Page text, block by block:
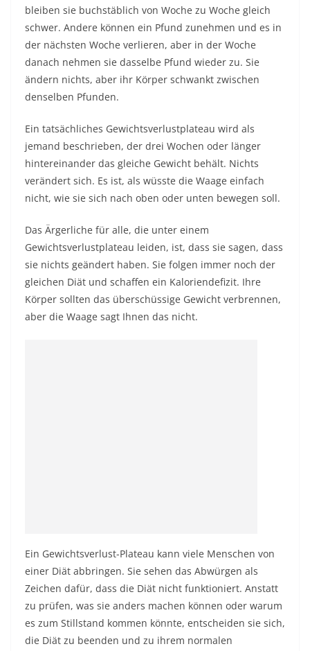
bleiben sie buchstäblich von Woche zu Woche gleich
schwer. Andere können ein Pfund zunehmen und es in
der nächsten Woche verlieren, aber in der Woche
danach nehmen sie dasselbe Pfund wieder zu. Sie
ändern nichts, aber ihr Körper schwankt zwischen
denselben Pfunden.
Ein tatsächliches Gewichtsverlustplateau wird als
jemand beschrieben, der drei Wochen oder länger
hintereinander das gleiche Gewicht behält. Nichts
verändert sich. Es ist, als wüsste die Waage einfach
nicht, wie sie sich nach oben oder unten bewegen soll.
Das Ärgerliche für alle, die unter einem
Gewichtsverlustplateau leiden, ist, dass sie sagen, dass
sie nichts geändert haben. Sie folgen immer noch der
gleichen Diät und schaffen ein Kaloriendefizit. Ihre
Körper sollten das überschüssige Gewicht verbrennen,
aber die Waage sagt Ihnen das nicht.
Ein Gewichtsverlust-Plateau kann viele Menschen von
einer Diät abbringen. Sie sehen das Abwürgen als
Zeichen dafür, dass die Diät nicht funktioniert. Anstatt
zu prüfen, was sie anders machen können oder warum
es zum Stillstand kommen könnte, entscheiden sie sich,
die Diät zu beenden und zu ihrem normalen